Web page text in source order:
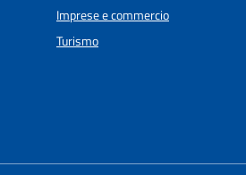
Imprese e commercio
Turismo